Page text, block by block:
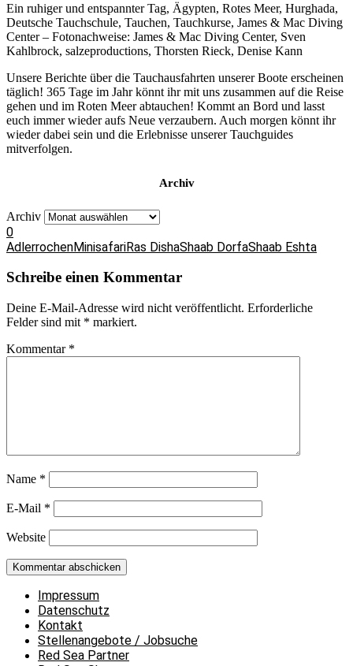
Ein ruhiger und entspannter Tag, Ägypten, Rotes Meer, Hurghada,
Deutsche Tauchschule, Tauchen, Tauchkurse, James & Mac Diving
Center – Fotonachweise: James & Mac Diving Center, Sven
Kahlbrock, salzeproductions, Thorsten Rieck, Denise Kann
Unsere Berichte über die Tauchausfahrten unserer Boote erscheinen
täglich! 365 Tage im Jahr könnt ihr mit uns zusammen auf die Reise
gehen und im Roten Meer abtauchen! Kommt an Bord und lasst
euch immer wieder aufs Neue verzaubern. Auch morgen könnt ihr
wieder dabei sein und die Erlebnisse unserer Tauchguides
mitverfolgen.
Archiv
Archiv
0
AdlerrochenMinisafariRas DishaShaab DorfaShaab Eshta
Schreibe einen Kommentar
Deine E-Mail-Adresse wird nicht veröffentlicht. Erforderliche
Felder sind mit * markiert.
Kommentar *
Name *
E-Mail *
Website
Impressum
Datenschutz
Kontakt
Stellenangebote / Jobsuche
Red Sea Partner